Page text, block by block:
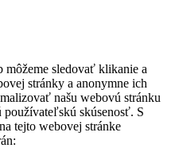
môžeme sledovať klikanie a
stránky a anonymne ich
našu webovú stránku
používateľskú skúsenosť. S
tejto webovej stránke